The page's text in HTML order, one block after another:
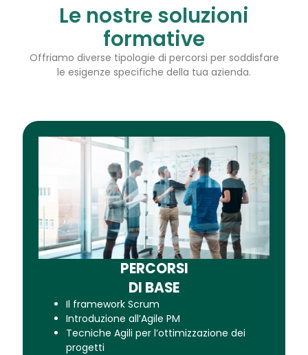
Le nostre soluzioni
formative
Offriamo diverse tipologie di percorsi per soddisfare
le esigenze specifiche della tua azienda.
PERCORSI
DI BASE
Il framework Scrum
Introduzione all’Agile PM​
Tecniche Agili per l’ottimizzazione dei
progetti